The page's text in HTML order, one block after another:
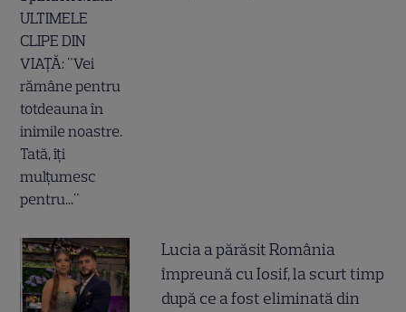
Lucia a părăsit România
împreună cu Iosif, la scurt timp
după ce a fost eliminată din